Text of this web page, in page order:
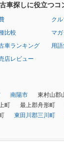
車探しに役立つコ
比較
車ランキング
店レビュー
ク
マ
用
南陽市 東村山郡
町 最上郡舟形町
東田川郡三川町